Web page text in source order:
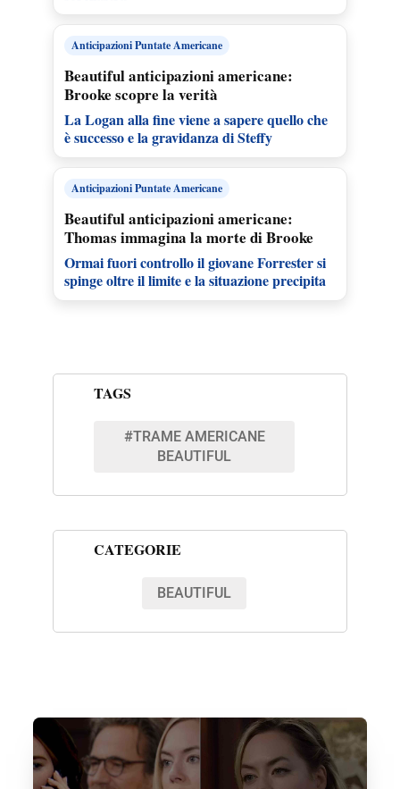
Anticipazioni Puntate Americane
Beautiful anticipazioni americane:
Brooke scopre la verità
La Logan alla fine viene a sapere quello che
è successo e la gravidanza di Steffy
Anticipazioni Puntate Americane
Beautiful anticipazioni americane:
Thomas immagina la morte di Brooke
Ormai fuori controllo il giovane Forrester si
spinge oltre il limite e la situazione precipita
TAGS
#TRAME AMERICANE
BEAUTIFUL
CATEGORIE
BEAUTIFUL